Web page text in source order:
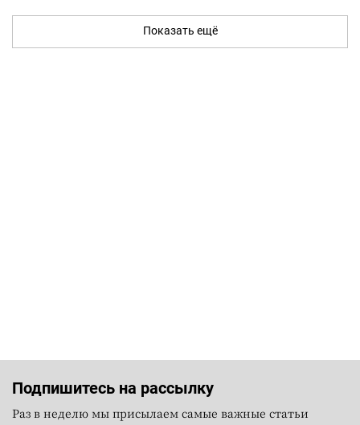
Показать ещё
Подпишитесь на рассылку
Раз в неделю мы присылаем самые важные статьи